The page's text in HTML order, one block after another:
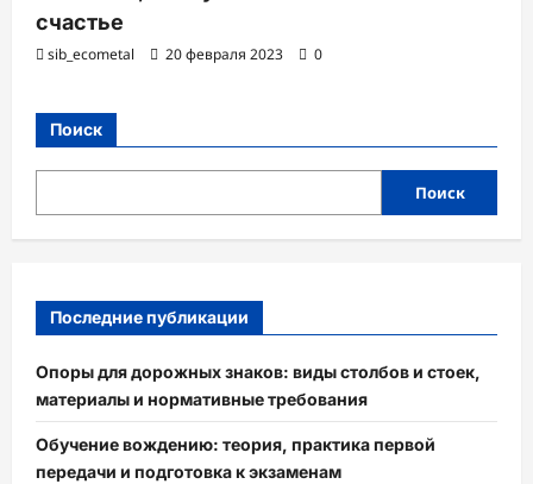
счастье
sib_ecometal 20 февраля 2023 0
Поиск
Поиск
Последние публикации
Опоры для дорожных знаков: виды столбов и стоек,
материалы и нормативные требования
Обучение вождению: теория, практика первой
передачи и подготовка к экзаменам